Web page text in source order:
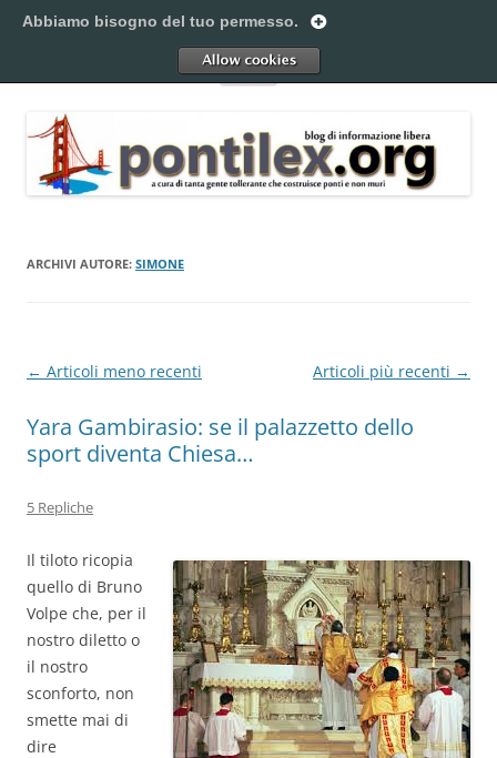
al
Pontilex
Menu
ARCHIVI AUTORE: SIMONE
Navigazione
← Articoli meno recenti Articoli più recenti →
Yara Gambirasio: se il palazzetto dello
sport diventa Chiesa…
5 Repliche
Il tiloto ricopia
quello di Bruno
Volpe che, per il
nostro diletto o
il nostro
sconforto, non
smette mai di
dire
Abbiamo bisogno del tuo permesso.